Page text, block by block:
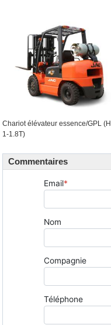
Chariot élévateur essence/GPL (H,
1-1.8T)
Commentaires